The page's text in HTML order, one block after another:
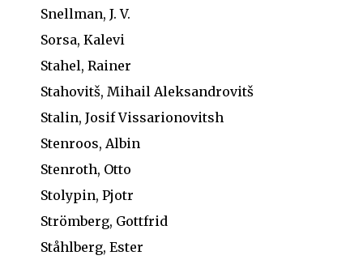
Snellman, J. V.
Sorsa, Kalevi
Stahel, Rainer
Stahovitš, Mihail Aleksandrovitš
Stalin, Josif Vissarionovitsh
Stenroos, Albin
Stenroth, Otto
Stolypin, Pjotr
Strömberg, Gottfrid
Ståhlberg, Ester